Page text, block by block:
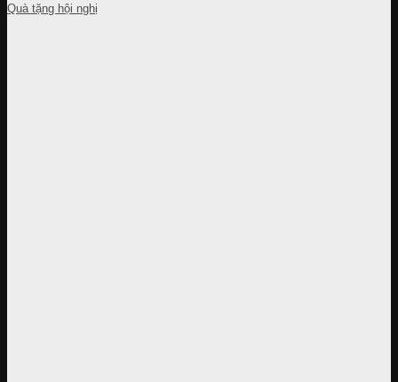
Quà tặng hội nghị